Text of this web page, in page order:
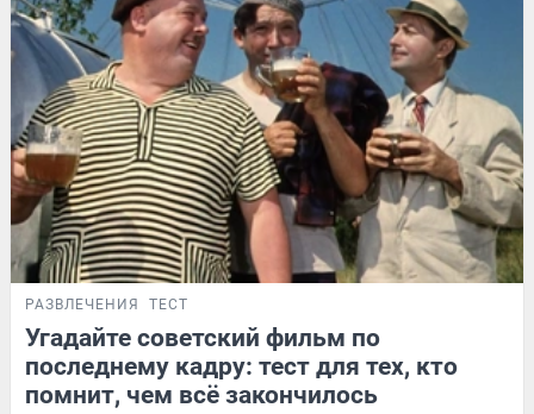
РАЗВЛЕЧЕНИЯ ТЕСТ
Угадайте советский фильм по
последнему кадру: тест для тех, кто
помнит, чем всё закончилось